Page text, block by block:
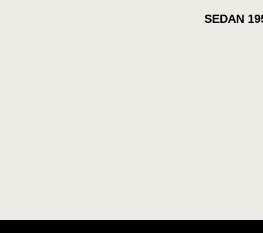
SEDAN